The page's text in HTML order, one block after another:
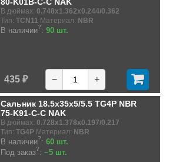
В дюймах: 0.748x1.362x0.244/0.362
Тип: TCN11 Материал: NBR
В наличии?: 90 шт.
435 ₽ − +
Сальник 18.5x35x5/5.5 TG4P NBR
75-K91-C-C NAK
В дюймах: 0.728x1.378x0.197/0.217
Тип: TG4P Материал: NBR
В наличии?: 60 шт.
Под заказ?: ~5 шт.